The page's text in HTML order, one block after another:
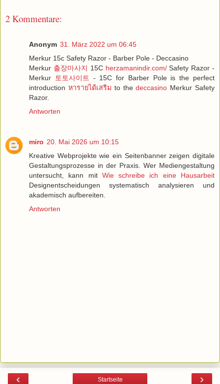
2 Kommentare:
Anonym 31. März 2022 um 06:45
Merkur 15c Safety Razor - Barber Pole - Deccasino
Merkur 출장마사지 15C herzamanindir.com/Safety Razor -
Merkur
토토사이트
- 15C for Barber Pole is the perfect
introduction หารายได้เสริม to thedeccasino Merkur Safety
Razor.
Antworten
miro 20. Mai 2026 um 10:15
Kreative Webprojekte wie ein Seitenbanner zeigen digitale
Gestaltungsprozesse in der Praxis. Wer Mediengestaltung
untersucht, kann mit Wie schreibe ich eine Hausarbeit
Designentscheidungen systematisch analysieren und
akademisch aufbereiten.
Antworten
‹ ›
Startseite